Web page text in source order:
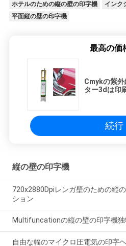
ホテルのための縦の壁の印字機
インク
平面縦の壁の印字機
最高の価
Cmykの紫
ター3dは印
続行
縦の壁の印字機
720x2880Dpiレンガ壁のための縦
ション
Multifuncationの縦の壁の印字機
自由な幅のマイクロ圧電気の印字